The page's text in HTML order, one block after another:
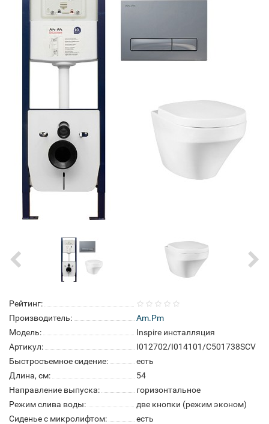
Рейтинг:
Производитель:
Am.Pm
Модель:
Inspire инсталляция
Артикул:
I012702/I014101/C501738SCV
Быстросъемное сидение:
есть
Длина, см:
54
Направление выпуска:
горизонтальное
Режим слива воды:
две кнопки (режим эконом)
Сиденье с микролифтом:
есть